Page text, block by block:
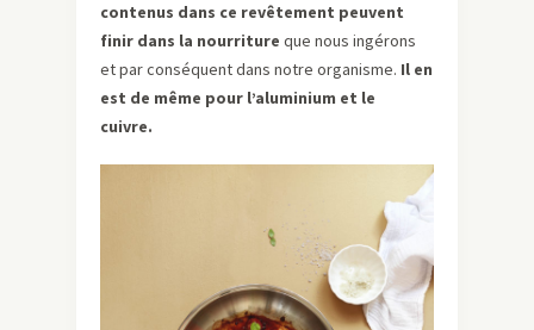
contenus dans ce revêtement peuvent
finir dans la nourriture que nous ingérons
et par conséquent dans notre organisme. Il en
est de même pour l’aluminium et le
cuivre.